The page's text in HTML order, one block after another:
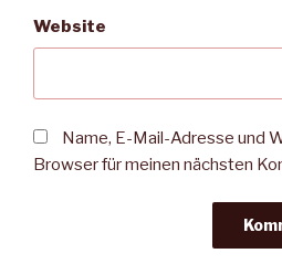
Website
Name, E-Mail-Adresse und
Browser für meinen nächsten